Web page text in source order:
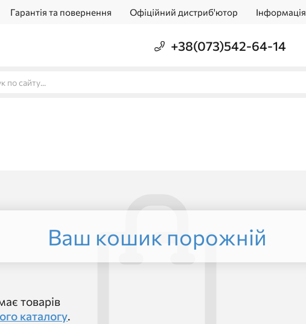
Гарантія та повернення Офіційний дистриб'ютор Інформація
+38(073)542-64-14
Ваш кошик порожній
товарів
каталогу.